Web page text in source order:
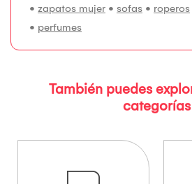
• zapatos mujer • sofas • roperos
• perfumes
También puedes
categorías